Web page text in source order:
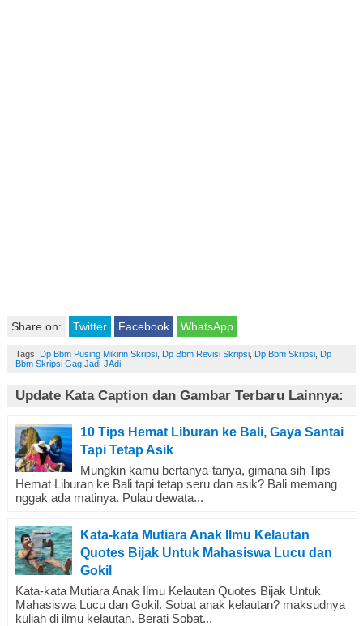
Share on: Twitter Facebook WhatsApp
Tags: Dp Bbm Pusing Mikirin Skripsi, Dp Bbm Revisi Skripsi, Dp Bbm Skripsi, Dp
Bbm Skripsi Gag Jadi-JAdi
Update Kata Caption dan Gambar Terbaru Lainnya:
10 Tips Hemat Liburan ke Bali, Gaya Santai
Tapi Tetap Asik
Mungkin kamu bertanya-tanya, gimana sih Tips
Hemat Liburan ke Bali tapi tetap seru dan asik? Bali memang
nggak ada matinya. Pulau dewata...
Kata-kata Mutiara Anak Ilmu Kelautan
Quotes Bijak Untuk Mahasiswa Lucu dan
Gokil
Kata-kata Mutiara Anak Ilmu Kelautan Quotes Bijak Untuk
Mahasiswa Lucu dan Gokil. Sobat anak kelautan? maksudnya
kuliah di ilmu kelautan. Berati Sobat...